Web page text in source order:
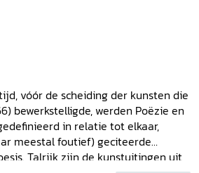
vóór de scheiding der kunsten die
bewerkstelligde, werden Poëzie en
in relatie tot elkaar,
meestal foutief) geciteerde
Talrijk zijn de kunstuitingen uit